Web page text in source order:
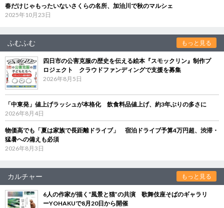
春だけじゃもったいないさくらの名所、加治川で秋のマルシェ
2025年10月23日
ふむふむ もっと見る
四日市の公害克服の歴史を伝える絵本『スモックリン』制作プ
ロジェクト クラウドファンディングで支援を募集
2026年8月5日
「中東発」値上げラッシュが本格化 飲食料品値上げ、約3年ぶりの多さに
2026年8月4日
物価高でも「夏は家族で長距離ドライブ」 宿泊ドライブ予算4万円超、渋滞・
猛暑への備えも必須
2026年8月3日
カルチャー もっと見る
6人の作家が描く“風景と猫”の共演 歌舞伎座そばのギャラリ
ーYOHAKUで8月20日から開催